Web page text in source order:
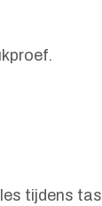
tijdens